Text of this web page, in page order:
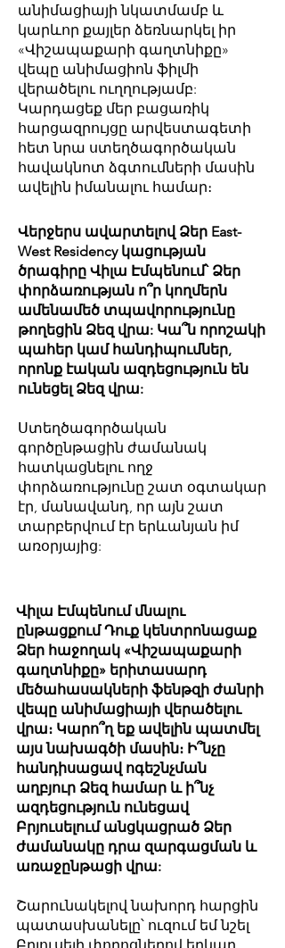
անիմացիայի նկատմամբ և
կարևոր քայլեր ձեռնարկել իր
«Վիշապաքարի գաղտնիքը»
վեպը անիմացիոն ֆիլմի
վերածելու ուղղությամբ:
Կարդացեք մեր բացառիկ
հարցազրույցը արվեստագետի
հետ նրա ստեղծագործական
հավակնոտ ձգտումների մասին
ավելին իմանալու համար։
Վերջերս ավարտելով Ձեր East-
West Residency կացության
ծրագիրը Վիլա Էմպենում՝ Ձեր
փորձառության ո՞ր կողմերն
ամենամեծ տպավորությունը
թողեցին Ձեզ վրա: Կա՞ն որոշակի
պահեր կամ հանդիպումներ,
որոնք էական ազդեցություն են
ունեցել Ձեզ վրա:
Ստեղծագործական
գործընթացին ժամանակ
հատկացնելու ողջ
փորձառությունը շատ օգտակար
էր, մանավանդ, որ այն շատ
տարբերվում էր երևանյան իմ
առօրյայից:
Վիլա Էմպենում մնալու
ընթացքում Դուք կենտրոնացաք
Ձեր հաջողակ «Վիշապաքարի
գաղտնիքը» երիտասարդ
մեծահասակների ֆենթզի ժանրի
վեպը անիմացիայի վերածելու
վրա։ Կարո՞ղ եք ավելին պատմել
այս նախագծի մասին։ Ի՞նչը
հանդիսացավ ոգեշնչման
աղբյուր Ձեզ համար և ի՞նչ
ազդեցություն ունեցավ
Բրյուսելում անցկացրած Ձեր
ժամանակը դրա զարգացման և
առաջընթացի վրա:
Շարունակելով նախորդ հարցին
պատասխանելը՝ ուզում եմ նշել